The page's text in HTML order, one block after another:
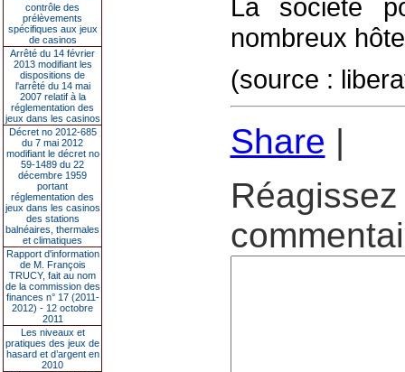
contrôle des
prélèvements
spécifiques aux jeux
de casinos
Arrêté du 14 février
2013 modifiant les
dispositions de
l'arrêté du 14 mai
2007 relatif à la
réglementation des
jeux dans les casinos
Décret no 2012-685
du 7 mai 2012
modifiant le décret no
59-1489 du 22
décembre 1959
portant
réglementation des
jeux dans les casinos
des stations
balnéaires, thermales
et climatiques
Rapport d'information
de M. François
TRUCY, fait au nom
de la commission des
finances n° 17 (2011-
2012) - 12 octobre
2011
Les niveaux et
pratiques des jeux de
hasard et d’argent en
2010
La société
nombreux
(source :
Share |